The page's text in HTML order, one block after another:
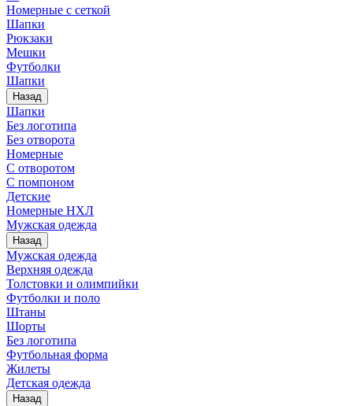
Номерные с сеткой
Шапки
Рюкзаки
Мешки
Футболки
Шапки
Назад
Шапки
Без логотипа
Без отворота
Номерные
С отворотом
С помпоном
Детские
Номерные НХЛ
Мужская одежда
Назад
Мужская одежда
Верхняя одежда
Толстовки и олимпийки
Футболки и поло
Штаны
Шорты
Без логотипа
Футбольная форма
Жилеты
Детская одежда
Назад